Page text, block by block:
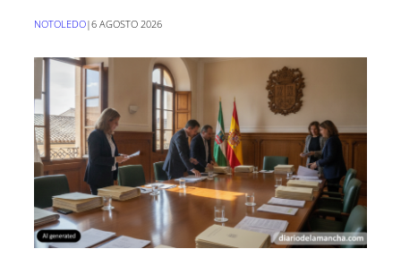
NOTOLEDO|6 AGOSTO 2026